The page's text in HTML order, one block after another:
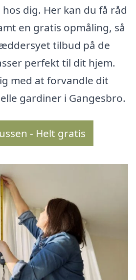
dig. Her kan du få råd
en gratis opmåling, så
tilbud på de
perfekt til dit hjem.
med at forvandle dit
gardiner i Gangesbro.
- Helt gratis